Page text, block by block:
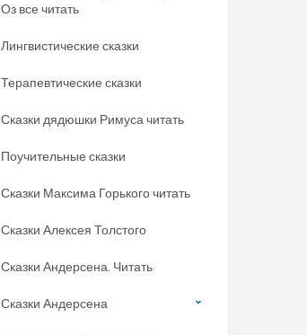
Оз все читать
Лингвистические сказки
Терапевтические сказки
Сказки дядюшки Римуса читать
Поучительные сказки
Сказки Максима Горького читать
Сказки Алексея Толстого
Сказки Андерсена. Читать
Сказки Андерсена